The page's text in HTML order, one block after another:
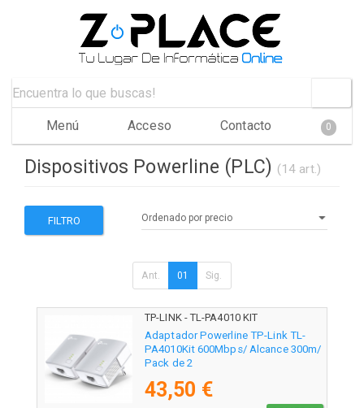
Menú Acceso Contacto 0
Dispositivos Powerline (PLC) (14 art.)
FILTRO
Ant. 01 Sig.
TP-LINK - TL-PA4010 KIT
Adaptador Powerline TP-Link TL-
PA4010Kit 600Mbps/ Alcance 300m/
Pack de 2
43,50 €